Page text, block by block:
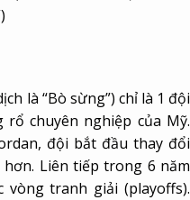
là “Bò sừng”) chỉ là 1 đội
chuyên nghiệp của Mỹ.
đội bắt đầu thay đổi
Liên tiếp trong 6 năm
tranh giải (playoffs).